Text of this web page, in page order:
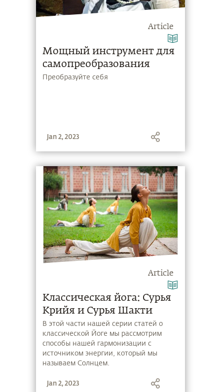
Article
Мощный инструмент для
самопреобразования
Преобразуйте себя
Jan 2, 2023
Article
Классическая йога: Сурья
Крийя и Сурья Шакти
В этой части нашей серии статей о
классической Йоге мы рассмотрим
способы нашей гармонизации с
источником энергии, который мы
называем Солнцем.
Jan 2, 2023